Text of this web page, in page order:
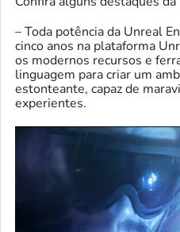
– Toda potência da Unreal
cinco anos na plataforma
os modernos recursos e
linguagem para criar um
estonteante, capaz de
experientes.